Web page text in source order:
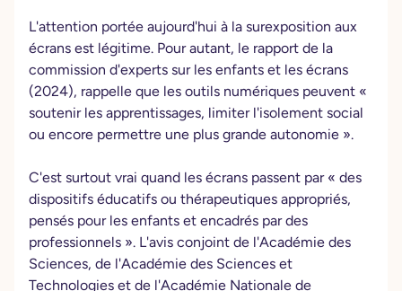
L'attention portée aujourd'hui à la surexposition aux
écrans est légitime. Pour autant, le rapport de la
commission d'experts sur les enfants et les écrans
(2024), rappelle que les outils numériques peuvent «
soutenir les apprentissages, limiter l'isolement social
ou encore permettre une plus grande autonomie ».
C'est surtout vrai quand les écrans passent par « des
dispositifs éducatifs ou thérapeutiques appropriés,
pensés pour les enfants et encadrés par des
professionnels ». L'avis conjoint de l'Académie des
Sciences, de l'Académie des Sciences et
Technologies et de l'Académie Nationale de